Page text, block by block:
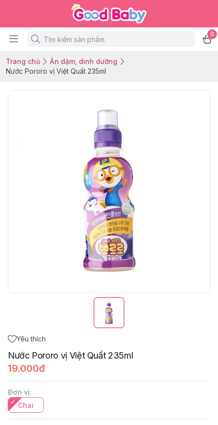
0
Trang chủ
Ăn dặm, dinh dưỡng
Nước Pororo vị Việt Quất 235ml
Yêu thích
Nước Pororo vị Việt Quất 235ml
19.000đ
Đơn vị:
Chai